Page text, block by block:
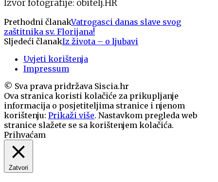
Izvor fotografije: obitelj.HR
Prethodni članakVatrogasci danas slave svog
zaštitnika sv. Florijana!
Sljedeći članakIz života – o ljubavi
Uvjeti korištenja
Impressum
© Sva prava pridržava Siscia.hr
Ova stranica koristi kolačiće za prikupljanje
informacija o posjetiteljima stranice i njenom
korištenju: Prikaži više. Nastavkom pregleda web
stranice slažete se sa korištenjem kolačića.
Prihvaćam
Zatvori